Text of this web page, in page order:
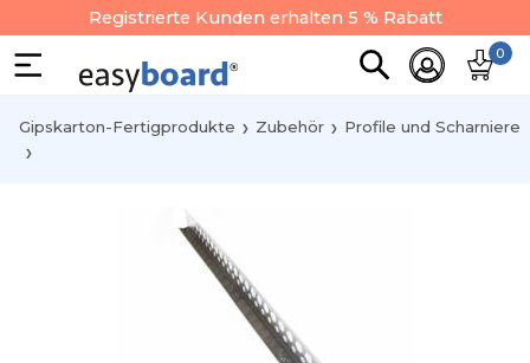
Registrierte Kunden erhalten 5 % Rabatt
0
Gipskarton-Fertigprodukte Zubehör Profile und Scharniere